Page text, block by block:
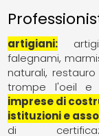
artigiani
falegnami
naturali
trompe l'oeil e
imprese di
istituzioni e
di